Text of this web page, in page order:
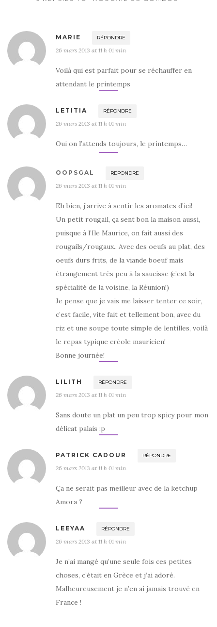
MARIE RÉPONDRE
26 mars 2013 at 11 h 01 min
Voilà qui est parfait pour se réchauffer en
attendant le printemps
LETITIA RÉPONDRE
26 mars 2013 at 11 h 01 min
Oui on l’attends toujours, le printemps…
OOPSGAL RÉPONDRE
26 mars 2013 at 11 h 01 min
Eh bien, j’arrive à sentir les aromates d’ici!
Un petit rougail, ça sent bon la maison aussi,
puisque à l’Ile Maurice, on fait aussi des
rougails/rougaux.. Avec des oeufs au plat, des
oeufs durs frits, de la viande boeuf mais
étrangement très peu à la saucisse (c’est la
spécialité de la voisine, la Réunion!)
Je pense que je vais me laisser tenter ce soir,
c’est facile, vite fait et tellement bon, avec du
riz et une soupe toute simple de lentilles, voilà
le repas typique créole mauricien!
Bonne journée!
LILITH RÉPONDRE
26 mars 2013 at 11 h 01 min
Sans doute un plat un peu trop spicy pour mon
délicat palais :p
PATRICK CADOUR RÉPONDRE
26 mars 2013 at 11 h 01 min
Ça ne serait pas meilleur avec de la ketchup
Amora ?
LEEYAA RÉPONDRE
26 mars 2013 at 11 h 01 min
Je n’ai mangé qu’une seule fois ces petites
choses, c’était en Grèce et j’ai adoré.
Malheureusement je n’en ai jamais trouvé en
France !